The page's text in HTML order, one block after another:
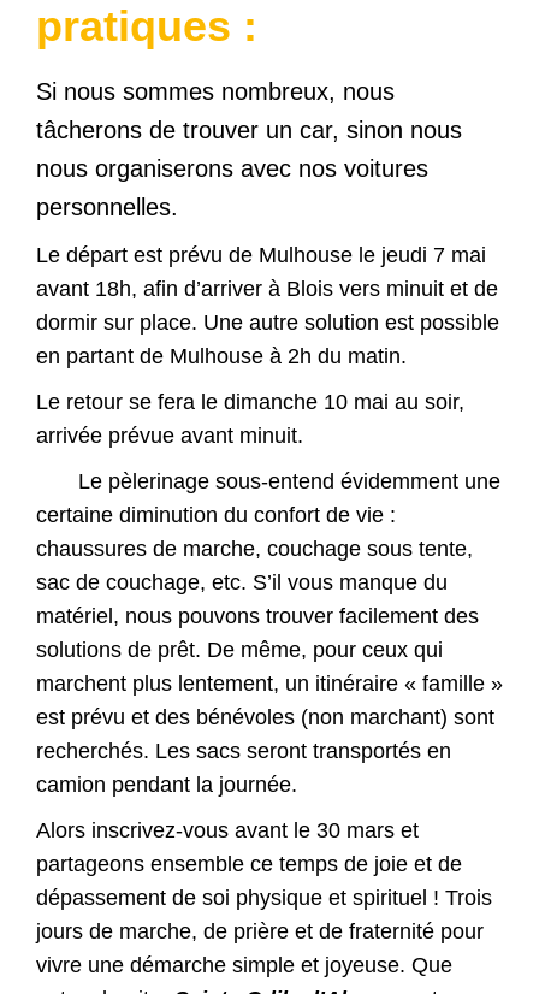
pratiques :
Si nous sommes nombreux, nous
tâcherons de trouver un car, sinon nous
nous organiserons avec nos voitures
personnelles.
Le départ est prévu de Mulhouse le jeudi 7 mai
avant 18h, afin d’arriver à Blois vers minuit et de
dormir sur place. Une autre solution est possible
en partant de Mulhouse à 2h du matin.
Le retour se fera le dimanche 10 mai au soir,
arrivée prévue avant minuit.
Le pèlerinage sous-entend évidemment une
certaine diminution du confort de vie :
chaussures de marche, couchage sous tente,
sac de couchage, etc. S’il vous manque du
matériel, nous pouvons trouver facilement des
solutions de prêt. De même, pour ceux qui
marchent plus lentement, un itinéraire « famille »
est prévu et des bénévoles (non marchant) sont
recherchés. Les sacs seront transportés en
camion pendant la journée.
Alors inscrivez-vous avant le 30 mars et
partageons ensemble ce temps de joie et de
dépassement de soi physique et spirituel ! Trois
jours de marche, de prière et de fraternité pour
vivre une démarche simple et joyeuse. Que